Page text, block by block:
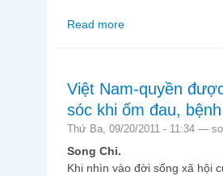
Read more
Việt Nam-quyền
sóc khi ốm đau,
Thứ Ba, 09/20/2011 - 11:34 —
Song Chi.
Khi nhìn vào đời sống xã hội